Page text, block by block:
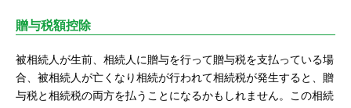
贈与税額控除
被相続人が生前、相続人に贈与を行って贈与税を支払っている場
合、被相続人が亡くなり相続が行われて相続税が発生すると、贈
与税と相続税の両方を払うことになるかもしれません。この相続